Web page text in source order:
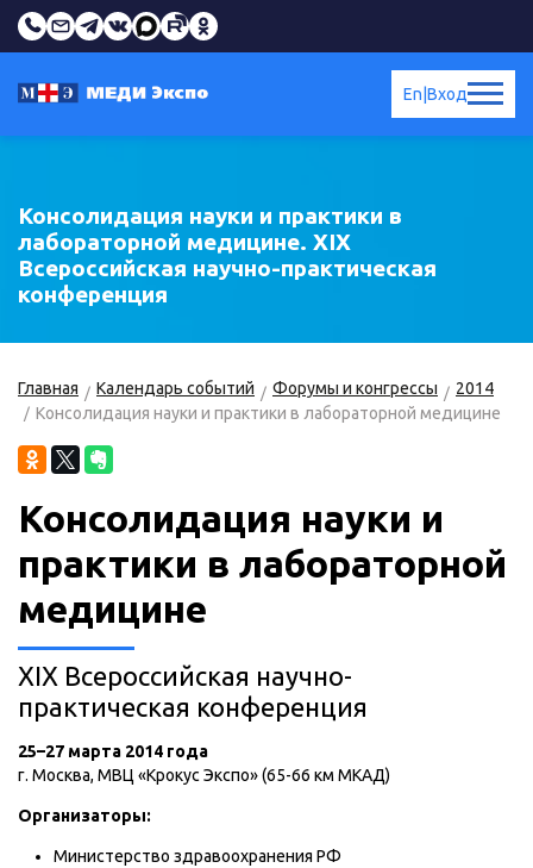
Вход
En
Консолидация науки и практики в
лабораторной медицине. XIX
Всероссийская научно-практическая
конференция
Главная Календарь событий Форумы и конгрессы
2014
Консолидация науки и практики в лабораторной медицине
Консолидация науки и
практики в лабораторной
медицине
XIX Всероссийская научно-
практическая конференция
25–27 марта 2014 года
г. Москва, МВЦ «Крокус Экспо» (65-66 км МКАД)
Организаторы:
Министерство здравоохранения РФ